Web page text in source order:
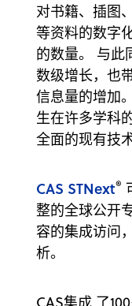
对书籍、插图
等资料的数字
的数量。 与此
数级增长，也
信息量的增加
生在许多学科
全面的现有技
CAS STNext®
整的全球公开
容的集成访问
析。